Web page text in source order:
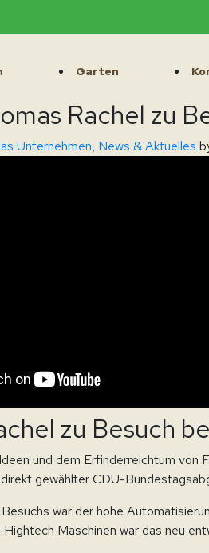
Garten
Rachel zu
Unternehmen, News & Aktuelles
zu Besuch
und dem Erfinderreichtum
gewählter CDU-
war der hohe
Maschinen war das neu